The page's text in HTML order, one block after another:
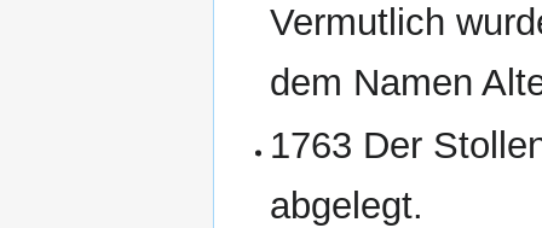
Vermutlich
dem Namen
1763 Der
abgelegt.